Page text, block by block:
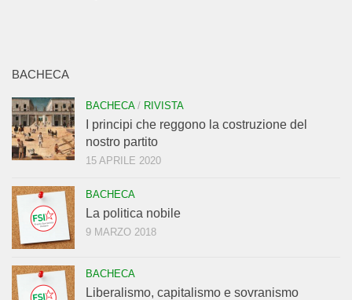
BACHECA
BACHECA/ RIVISTA
I principi che reggono la costruzione del
nostro partito
15 APRILE 2020
BACHECA
La politica nobile
9 MARZO 2018
BACHECA
Liberalismo, capitalismo e sovranismo